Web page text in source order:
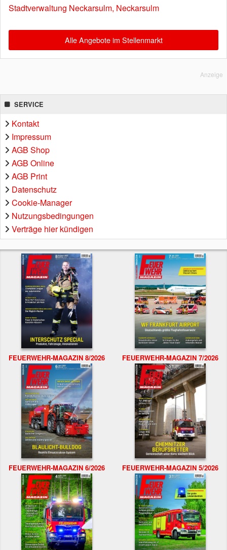
Stadtverwaltung Neckarsulm, Neckarsulm
Alle Angebote im Stellenmarkt
Anzeige
SERVICE
Kontakt
Impressum
AGB Shop
AGB Online
AGB Print
Datenschutz
Cookie-Manager
Nutzungsbedingungen
Verträge hier kündigen
FEUERWEHR-MAGAZIN 8/2026 FEUERWEHR-MAGAZIN 7/2026
FEUERWEHR-MAGAZIN 6/2026 FEUERWEHR-MAGAZIN 5/2026